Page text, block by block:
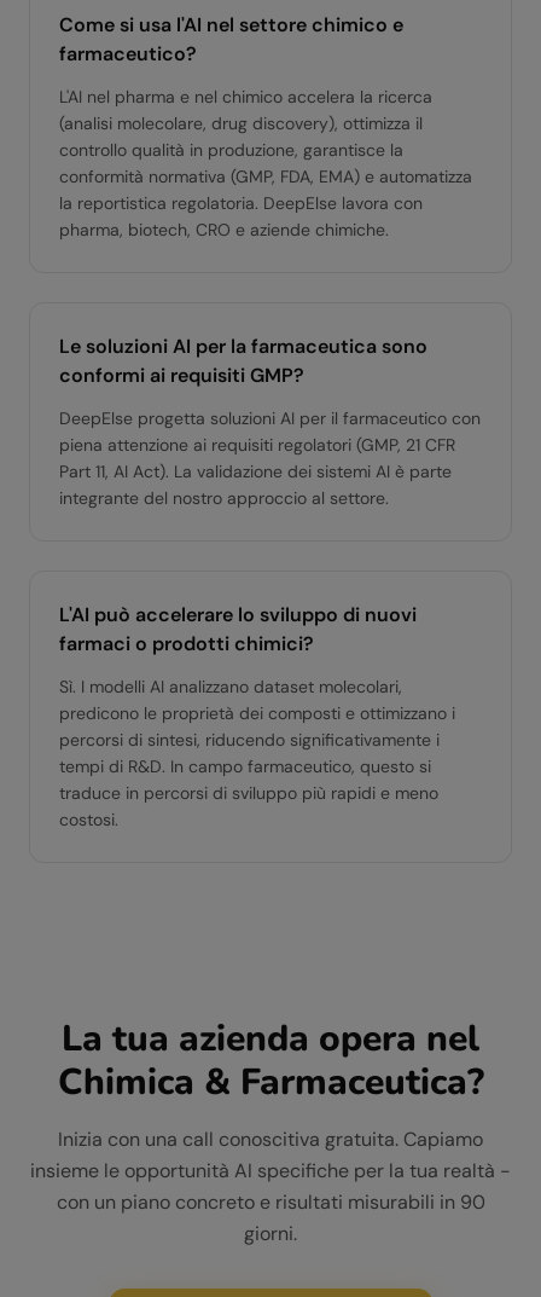
Come si usa l'AI nel settore chimico e
farmaceutico?
L'AI nel pharma e nel chimico accelera la ricerca
(analisi molecolare, drug discovery), ottimizza il
controllo qualità in produzione, garantisce la
conformità normativa (GMP, FDA, EMA) e automatizza
la reportistica regolatoria. DeepElse lavora con
pharma, biotech, CRO e aziende chimiche.
Le soluzioni AI per la farmaceutica sono
conformi ai requisiti GMP?
DeepElse progetta soluzioni AI per il farmaceutico con
piena attenzione ai requisiti regolatori (GMP, 21 CFR
Part 11, AI Act). La validazione dei sistemi AI è parte
integrante del nostro approccio al settore.
L'AI può accelerare lo sviluppo di nuovi
farmaci o prodotti chimici?
Sì. I modelli AI analizzano dataset molecolari,
predicono le proprietà dei composti e ottimizzano i
percorsi di sintesi, riducendo significativamente i
tempi di R&D. In campo farmaceutico, questo si
traduce in percorsi di sviluppo più rapidi e meno
costosi.
La tua azienda opera nel
Chimica & Farmaceutica?
Inizia con una call conoscitiva gratuita. Capiamo
insieme le opportunità AI specifiche per la tua realtà -
con un piano concreto e risultati misurabili in 90
giorni.